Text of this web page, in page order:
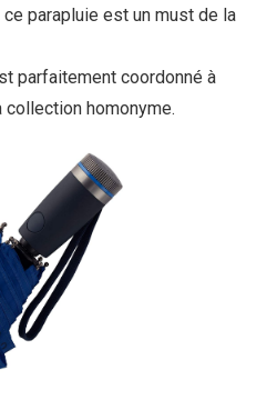
parapluie est un must de la
parfaitement coordonné à
homonyme.